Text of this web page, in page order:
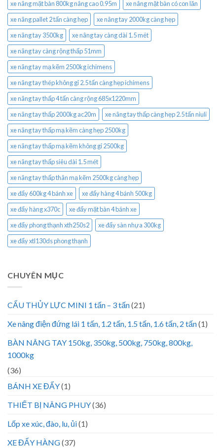
xe nâng mặt bàn 800kg nâng cao 0.95m
xe nâng mặt bàn có con lăn
xe nâng pallet 2 tấn càng hẹp
xe nâng tay 2000kg càng hẹp
xe nâng tay 3500kg
xe nâng tay càng dài 1.5 mét
xe nâng tay càng rộng thấp 51mm
xe nâng tay mạ kẽm 2500kg ichimens
xe nâng tay thép không gỉ 2.5 tấn càng hẹp ichimens
xe nâng tay thấp 4 tấn càng rộng 685x1220mm
xe nâng tay thấp 2000kg ac20m
xe nâng tay thấp càng hẹp 2.5 tấn niuli
xe nâng tay thấp mạ kẽm càng hẹp 2500kg
xe nâng tay thấp mạ kẽm không gỉ 2500kg
xe nâng tay thấp siêu dài 1.5 mét
xe nâng tay thấp thân mạ kẽm 2500kg càng hẹp
xe đẩy 600kg 4 bánh xe
xe đẩy hàng 4 bánh 500kg
xe đẩy hàng x370c
xe đẩy mặt bàn 4 bánh xe
xe đẩy phong thạnh xth250s2
xe đẩy sàn nhựa 300kg
xe đẩy xtl130ds phong thạnh
CHUYÊN MỤC
CẨU THỦY LỰC MINI 1 tấn – 3 tấn(21)
Xe nâng điện đứng lái 1 tấn, 1.2 tấn, 1.5 tấn, 1.6 tấn, 2 tấn(1)
BÀN NÂNG TAY 150kg, 350kg, 500kg, 750kg, 800kg,
1000kg
(36)
BÁNH XE ĐẨY(1)
THIẾT BỊ NÂNG PHUY(36)
Lốp xe xúc, đào, lu, ủi(1)
XE ĐẨY HÀNG(37)